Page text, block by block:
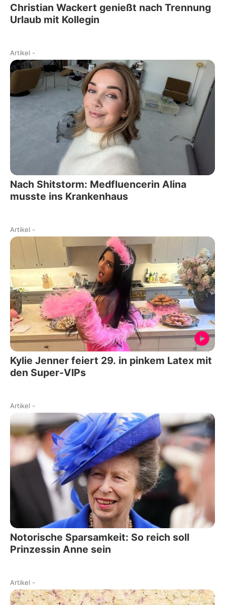
Christian Wackert genießt nach Trennung
Urlaub mit Kollegin
Artikel -
Nach Shitstorm: Medfluencerin Alina
musste ins Krankenhaus
Artikel -
Kylie Jenner feiert 29. in pinkem Latex mit
den Super-VIPs
Artikel -
Notorische Sparsamkeit: So reich soll
Prinzessin Anne sein
Artikel -